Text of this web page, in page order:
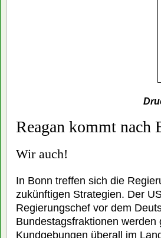
Reagan kommt nach
Wir auch!
In Bonn treffen sich die
zukünftigen Strategien. Der
Regierungschef vor dem
Bundestagsfraktionen
Kundgebungen überall im